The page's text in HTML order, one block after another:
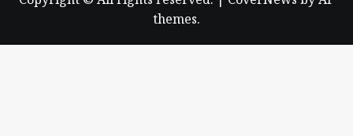
themes.